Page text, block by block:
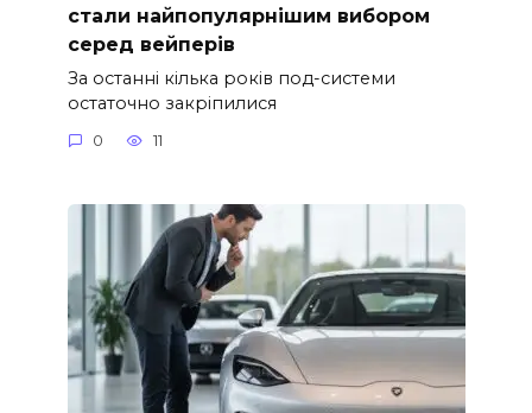
стали найпопулярнішим вибором
серед вейперів
За останні кілька років под-системи
остаточно закріпилися
0 11